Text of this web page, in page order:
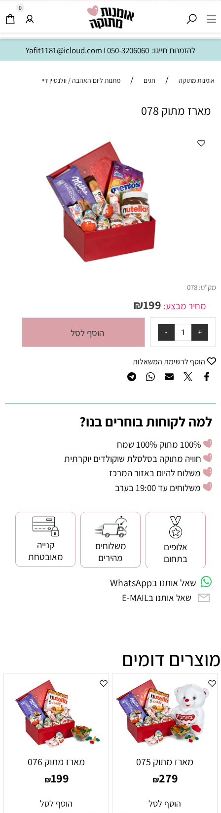
להזמנות חייגו: Yafit1181@icloud.com I050-3206060
0
אומנות מתוקה / חגים / מתנות ליום האהבה / וולנטיין דיי
מארז מתוק 078
מק"ט: 078
מחיר מבצע: ₪199
הוסף לסל
הוסף לרשימת המשאלות
למה לקוחות בוחרים בנו?
חוויה מתוקה בסלסלת שוקולדים יוקרתית
משלוח להיום באזור המרכז
משלוחים עד 19:00 בערב
אלופים
בתחום
משלוחים
מהירים
קנייה
מאובטחת
שאל אותנו בWhatsApp
שאל אותנו בE-MAIL
מוצרים דומים
מארז מתוק 075
₪279
הוסף לסל
מארז מתוק 076
₪199
הוסף לסל